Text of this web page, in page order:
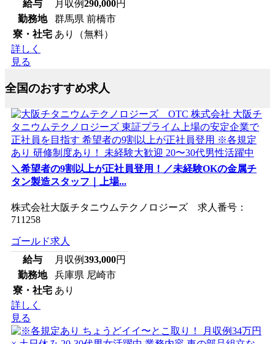
給与
月収例290,000円
勤務地
群馬県 前橋市
寮・社宅 あり（無料）
詳しく
見る
全国のおすすめ求人
＼希望者の9割以上が正社員登用！／未経験OKの金属チ
タン製造スタッフ｜上場...
株式会社大阪チタニウムテクノロジーズ 求人番号：
711258
ゴールド求人
給与
月収例393,000円
勤務地
兵庫県 尼崎市
寮・社宅 あり
詳しく
見る